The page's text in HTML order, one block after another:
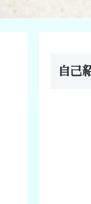
自己